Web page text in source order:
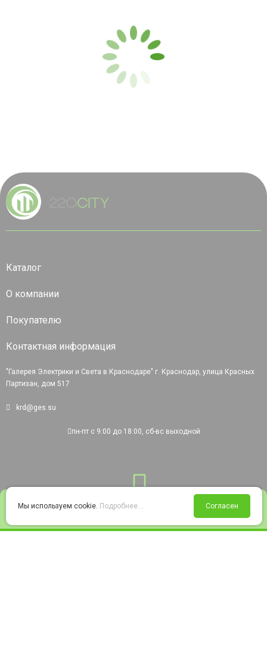
Войти Избранное Корзина
Каталог
О компании
Покупателю
Контактная информация
"Галерея Электрики и Света в Краснодаре" г. Краснодар, улица Красных
Партизан, дом 517
krd@ges.su
пн-пт с 9:00 до 18:00, сб-вс выходной
Мы используем cookie. Подробнее... Согласен